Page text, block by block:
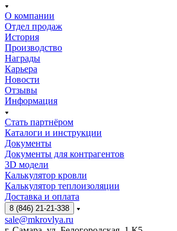
О компании
Отдел продаж
История
Производство
Награды
Карьера
Новости
Отзывы
Информация
Стать партнёром
Каталоги и инструкции
Документы
Документы для контрагентов
3D модели
Калькулятор кровли
Калькулятор теплоизоляции
Доставка и оплата
8 (846) 21-21-338
sale@mkrovlya.ru